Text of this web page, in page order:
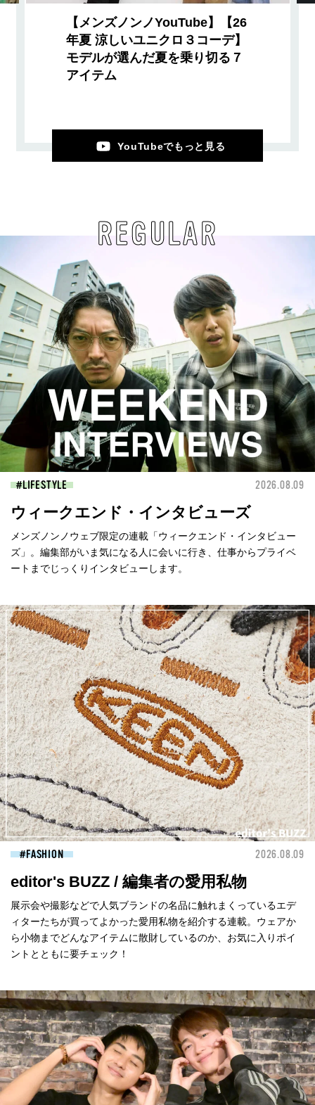
【メンズノンノYouTube】【26
年夏 涼しいユニクロ３コーデ】
モデルが選んだ夏を乗り切る７
アイテム
YouTubeでもっと見る
REGULAR
LIFESTYLE 2026.08.09
ウィークエンド・インタビューズ
メンズノンノウェブ限定の連載「ウィークエンド・インタビュー
ズ」。編集部がいま気になる人に会いに行き、仕事からプライベ
ートまでじっくりインタビューします。
FASHION 2026.08.09
editor's BUZZ / 編集者の愛用私物
展示会や撮影などで人気ブランドの名品に触れまくっているエデ
ィターたちが買ってよかった愛用私物を紹介する連載。ウェアか
ら小物までどんなアイテムに散財しているのか、お気に入りポイ
ントとともに要チェック！